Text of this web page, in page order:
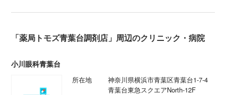
「薬局トモズ青葉台調剤店」周辺のクリニック・病院
小川眼科青葉台
所在地
神奈川県横浜市青葉区青葉台1-7-4
青葉台東急スクエアNorth-12F